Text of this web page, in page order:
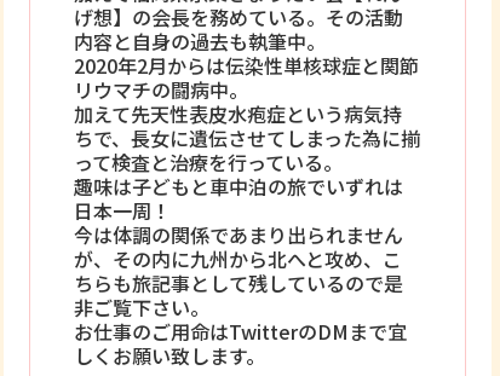
げ想】の会長を務めている。その活動
内容と自身の過去も執筆中。
2020年2月からは伝染性単核球症と関節
リウマチの闘病中。
加えて先天性表皮水疱症という病気持
ちで、長女に遺伝させてしまった為に揃
って検査と治療を行っている。
趣味は子どもと車中泊の旅でいずれは
日本一周！
今は体調の関係であまり出られません
が、その内に九州から北へと攻め、こ
ちらも旅記事として残しているので是
非ご覧下さい。
お仕事のご用命はTwitterのDMまで宜
しくお願い致します。